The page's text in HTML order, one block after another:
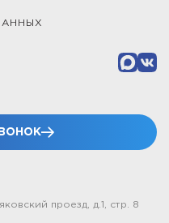
проезд, д.1, стр. 8